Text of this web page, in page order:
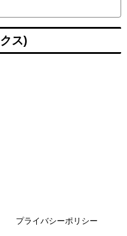
ス)
プライバシーポリシー